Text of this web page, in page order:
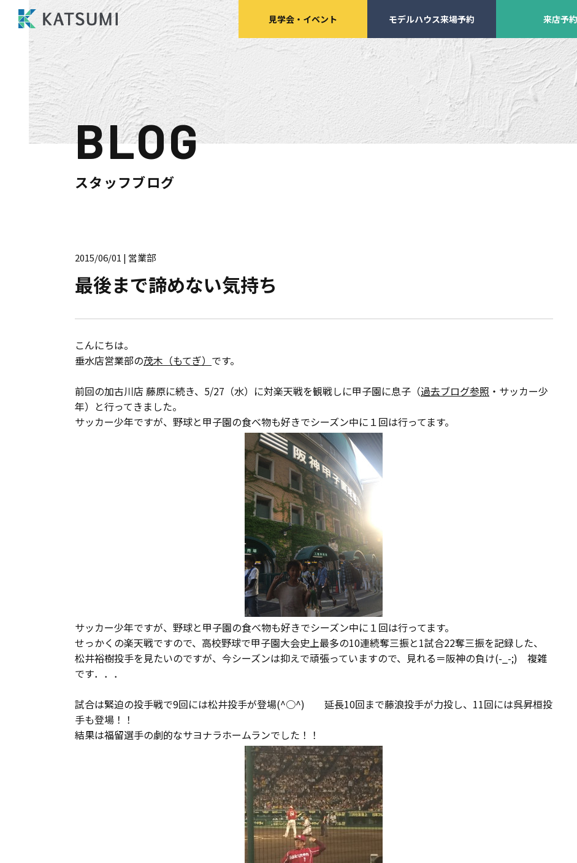
モデルハウス来場予約
物件検索
会員登録
おすすめ分譲地
手間ひまかけた家づくり
KATSUMIの標準仕様 和暮-なごみ-
ラインナップ
経営理念・会社案内
スタッフ紹介
KATSUMIの 取り組み
採用情報
家づくりのスケジュール
見学会 ・ イベント モデルハウス来場予約 来店予約
BLOG
スタッフブログ
2015/06/01 | 営業部
最後まで諦めない気持ち
こんにちは。
垂水店営業部の茂木（もてぎ） です。
前回の加古川店 藤原に続き、5/27（水）に対楽天戦を観戦しに甲子園に息子（過去ブログ参照 ・サッカー少
年）と行ってきました。
サッカー少年ですが、野球と甲子園の食べ物も好きでシーズン中に１回は行ってます。
サッカー少年ですが、野球と甲子園の食べ物も好きでシーズン中に１回は行ってます。
せっかくの楽天戦ですので、高校野球で甲子園大会史上最多の10連続奪三振と1試合22奪三振を記録した、
松井裕樹投手を見たいのですが、今シーズンは抑えで頑張っていますので、見れる＝阪神の負け(-_-;) 複雑
です．．．
試合は緊迫の投手戦で9回には松井投手が登場(^○^) 延長10回まで藤浪投手が力投し、11回には呉昇桓投
手も登場！！
結果は福留選手の劇的なサヨナラホームランでした！！